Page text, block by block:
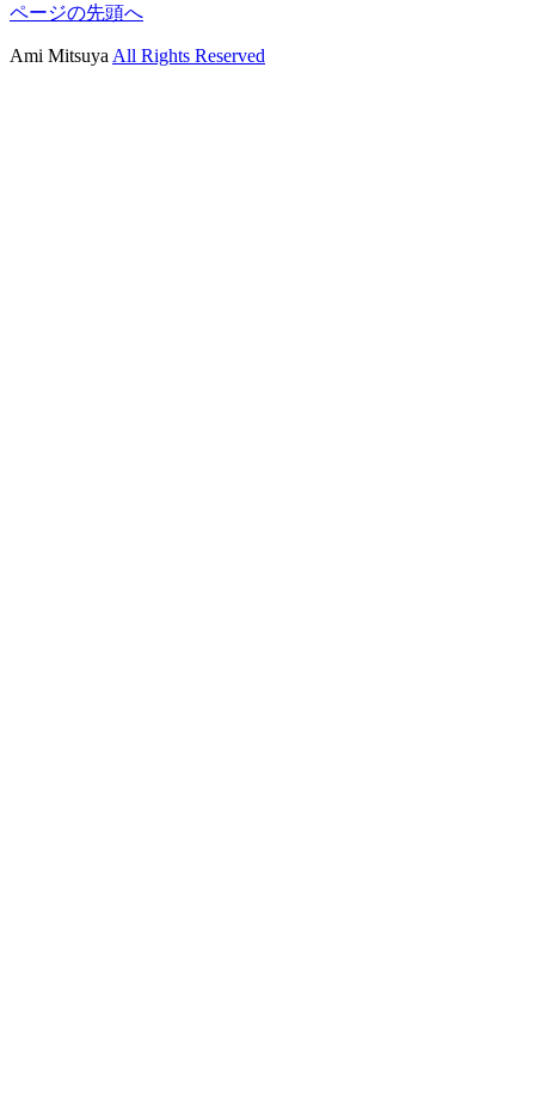
ページの先頭へ
Ami Mitsuya All Rights Reserved